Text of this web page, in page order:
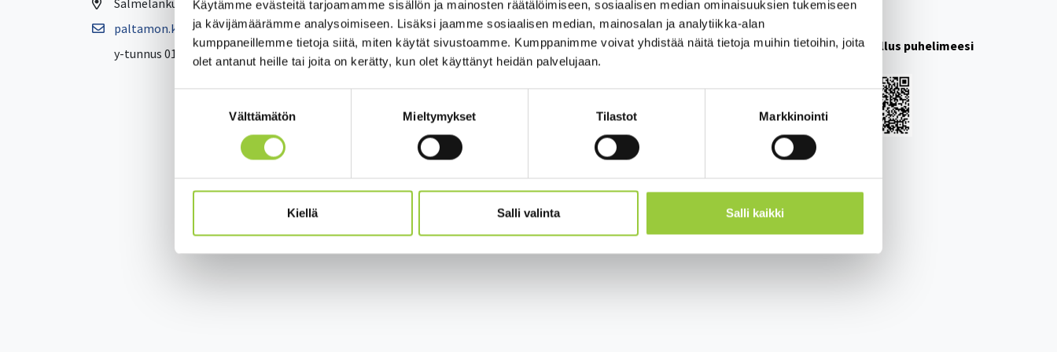
Käytämme evästeitä tarjoamamme sisällön ja mainosten räätälöimiseen, sosiaalisen median ominaisuuksien tukemiseen
ja kävijämäärämme analysoimiseen. Lisäksi jaamme sosiaalisen median, mainosalan ja analytiikka-alan
kumppaneillemme tietoja siitä, miten käytät sivustoamme. Kumppanimme voivat yhdistää näitä tietoja muihin tietoihin, joita
olet antanut heille tai joita on kerätty, kun olet käyttänyt heidän palvelujaan.
Välttämätön Mieltymykset Tilastot Markkinointi
Kiellä Salli valinta Salli kaikki
Salmelankuja 1, 88300 Paltamo
paltamon.kunta(at)paltamo.fi
y-tunnus 0188808-0
Työ ja elinkeinot
Kunta ja hallinto
Hyvinvointi ja terveys
Tietosuoja
Saavutettavuusseloste
Sivukartta
Lataa Paltamo sovellus puhelimeesi